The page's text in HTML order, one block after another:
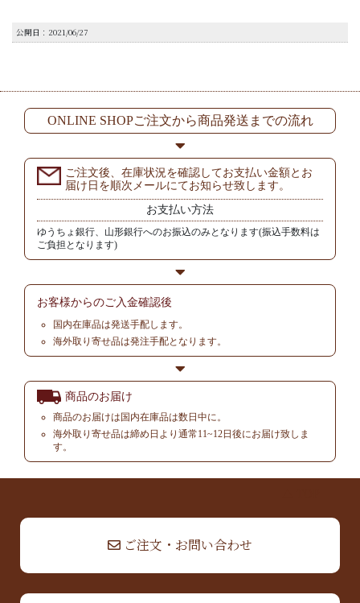
公開日：2021/06/27
ONLINE SHOPご注文から商品発送までの流れ
ご注文後、在庫状況を確認してお支払い金額とお
届け日を順次メールにてお知らせ致します。
お支払い方法
ゆうちょ銀行、山形銀行へのお振込のみとなります(振込手数料は
ご負担となります)
お客様からのご入金確認後
国内在庫品は発送手配します。
海外取り寄せ品は発注手配となります。
商品のお届け
商品のお届けは国内在庫品は数日中に。
海外取り寄せ品は締め日より通常11~12日後にお届け致しま
す。
ご注文・お問い合わせ